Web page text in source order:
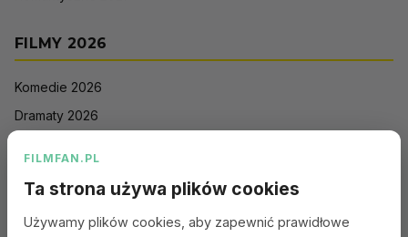
FILMY 2026
Komedie 2026
Dramaty 2026
Sci-Fi 2026
FILMFAN.PL
Ta strona używa plików cookies
Używamy plików cookies, aby zapewnić prawidłowe